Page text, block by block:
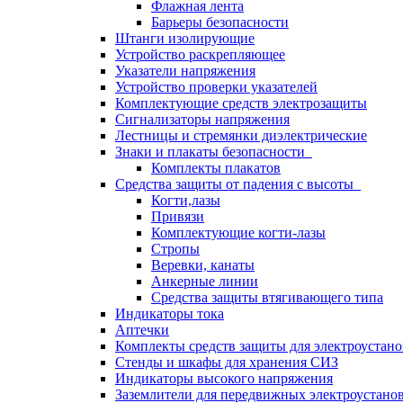
Флажная лента
Барьеры безопасности
Штанги изолирующие
Устройство раскрепляющее
Указатели напряжения
Устройство проверки указателей
Комплектующие средств электрозащиты
Сигнализаторы напряжения
Лестницы и стремянки диэлектрические
Знаки и плакаты безопасности
Комплекты плакатов
Средства защиты от падения с высоты
Когти,лазы
Привязи
Комплектующие когти-лазы
Стропы
Веревки, канаты
Анкерные линии
Средства защиты втягивающего типа
Индикаторы тока
Аптечки
Комплекты средств защиты для
Стенды и шкафы для хранения СИЗ
Индикаторы высокого напряжения
Заземлители для передвижных